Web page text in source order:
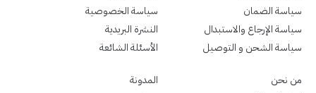
سياسة الضمان
سياسة الإرجاع والاستبدال
سياسة الشحن و التوصيل
سياسة الخصوصية
النشرة البريدية
الأسئلة الشائعة
من نحن
المدونة